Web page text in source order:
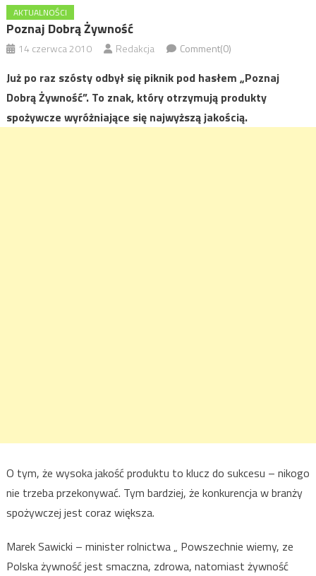
AKTUALNOŚCI
Poznaj Dobrą Żywność
14 czerwca 2010 Redakcja Comment(0)
Już po raz szósty odbył się piknik pod hasłem „Poznaj
Dobrą Żywność”. To znak, który otrzymują produkty
spożywcze wyróżniające się najwyższą jakością.
O tym, że wysoka jakość produktu to klucz do sukcesu – nikogo
nie trzeba przekonywać. Tym bardziej, że konkurencja w branży
spożywczej jest coraz większa.
Marek Sawicki – minister rolnictwa „ Powszechnie wiemy, ze
Polska żywność jest smaczna, zdrowa, natomiast żywność